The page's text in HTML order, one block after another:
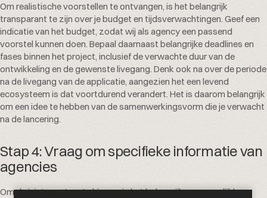
Om realistische voorstellen te ontvangen, is het belangrijk
transparant te zijn over je budget en tijdsverwachtingen. Geef een
indicatie van het budget, zodat wij als agency een passend
voorstel kunnen doen. Bepaal daarnaast belangrijke deadlines en
fases binnen het project, inclusief de verwachte duur van de
ontwikkeling en de gewenste livegang. Denk ook na over de periode
na de livegang van de applicatie, aangezien het een levend
ecosysteem is dat voortdurend verandert. Het is daarom belangrijk
om een idee te hebben van de samenwerkingsvorm die je verwacht
na de lancering.
Stap 4: Vraag om specifieke informatie van
agencies
Om de juiste partner te kiezen, is het belangrijk om vergelijkbare